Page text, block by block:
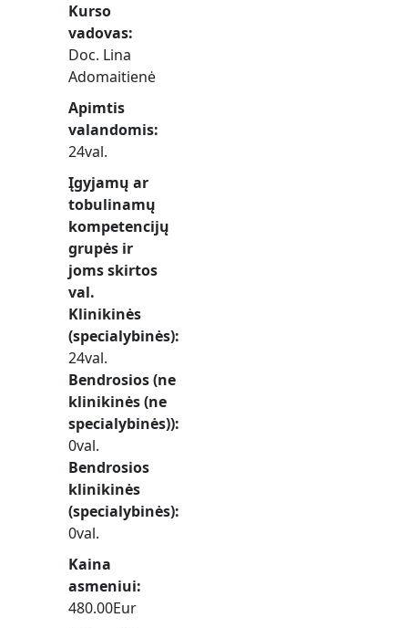
Kurso
vadovas
Doc. Lina
Adomaitienė
Apimtis
valandomis
24val.
Įgyjamų ar
tobulinamų
kompetencijų
grupės ir
joms skirtos
val.
Klinikinės
(specialybinės)
24val.
Bendrosios (ne
klinikinės (ne
specialybinės))
0val.
Bendrosios
klinikinės
(specialybinės)
0val.
Kaina
asmeniui
480.00Eur